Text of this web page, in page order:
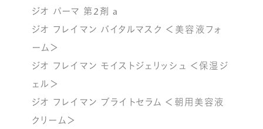
ジオ パーマ 第2剤 a
ジオ フレイマン バイタルマスク ＜美容液フォ
ーム＞
ジオ フレイマン モイストジェリッシュ ＜保湿ジ
ェル＞
ジオ フレイマン ブライトセラム ＜朝用美容液
クリーム＞